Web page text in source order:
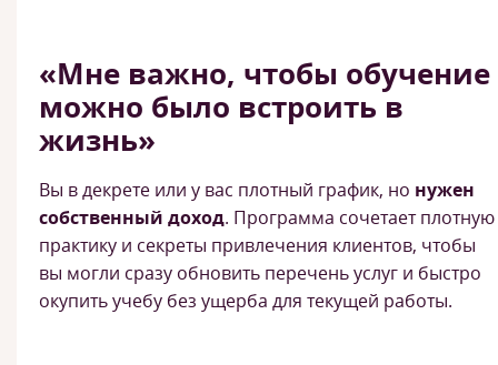
«Мне важно, чтобы обучение
можно было встроить в
жизнь»
Вы в декрете или у вас плотный график, но нужен
собственный доход. Программа сочетает плотную
практику и секреты привлечения клиентов, чтобы
вы могли сразу обновить перечень услуг и быстро
окупить учебу без ущерба для текущей работы.